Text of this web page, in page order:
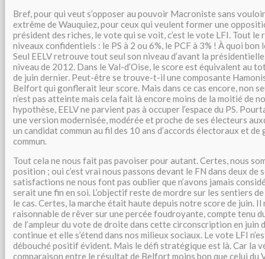
Bref, pour qui veut s’opposer au pouvoir Macroniste sans
extrême de Wauquiez, pour ceux qui veulent former une
président des riches, le vote qui se voit, c’est le vote LFI. Tout le
niveaux confidentiels : le PS à 2 ou 6%, le PCF à 3% ! À quoi
Seul EELV retrouve tout seul son niveau d’avant la
niveau de 2012. Dans le Val-d’Oise, le score est équivalent au
de juin dernier. Peut-être se trouve-t-il une composante
Belfort qui gonflerait leur score. Mais dans ce cas encore, non
n’est pas atteinte mais cela fait là encore moins de la moitié de
hypothèse, EELV ne parvient pas à occuper l’espace du PS.
une version modernisée, modérée et proche de ses électeurs
un candidat commun au fil des 10 ans d’accords électoraux et
commun.
Tout cela ne nous fait pas pavoiser pour autant. Certes, nous
position ; oui c’est vrai nous passons devant le FN dans deux de
satisfactions ne nous font pas oublier que n’avons jamais
serait une fin en soi. L’objectif reste de mordre sur les sentiers
le cas. Certes, la marche était haute depuis notre score de juin. Il
raisonnable de rêver sur une percée foudroyante, compte tenu
de l’ampleur du vote de droite dans cette circonscription en juin
continue et elle s’étend dans nos milieux sociaux. Le vote LFI
débouché positif évident. Mais le défi stratégique est là. Car la
comparaison entre le résultat de Belfort moins bon que celui du